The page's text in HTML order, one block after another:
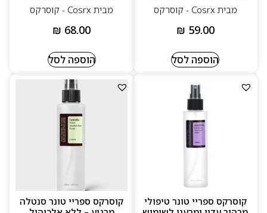
מבית Cosrx - קוסרקס
₪ 59.00
הוספה לסל
מבית Cosrx - קוסרקס
₪ 68.00
הוספה לסל
קוסרקס ספריי טונר טיפולי
קוסרקס ספריי טונר סנטלה